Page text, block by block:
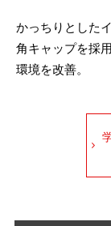
かっちりとした
角キャップを採
環境を改善。